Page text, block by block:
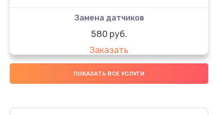
Замена датчиков
580 руб.
Заказать
Комплексная чистка
Заказать
ПОКАЗАТЬ ВСЕ УСЛУГИ